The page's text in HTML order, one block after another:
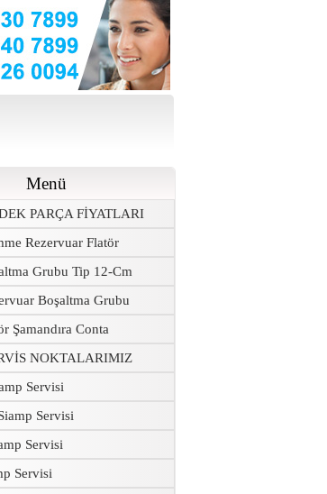
Menü
PARÇA FİYATLARI
Rezervuar Flatör
Grubu Tip 12-Cm
Boşaltma Grubu
Şamandıra Conta
NOKTALARIMIZ
Servisi
Servisi
Servisi
Servisi